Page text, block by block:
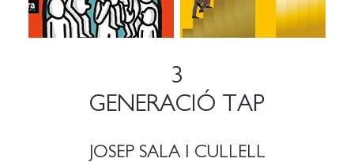
3
GENERACIÓ TAP
JOSEP SALA I CULLELL